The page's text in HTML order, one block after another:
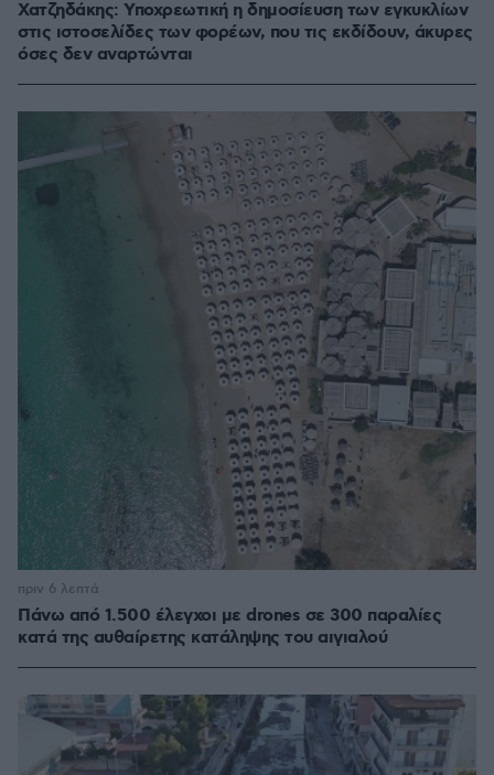
Χατζηδάκης: Υποχρεωτική η δημοσίευση των εγκυκλίων
στις ιστοσελίδες των φορέων, που τις εκδίδουν, άκυρες
όσες δεν αναρτώνται
Πάνω από 1.500 έλεγχοι με drones σε 300 παραλίες
κατά της αυθαίρετης κατάληψης του αιγιαλού
πριν 6 λεπτά